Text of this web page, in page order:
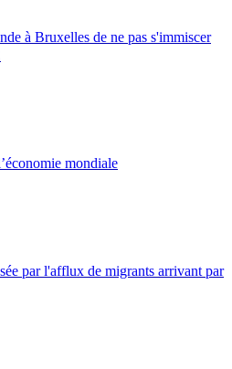
à Bruxelles de ne pas s'immiscer
mondiale
par l'afflux de migrants arrivant par